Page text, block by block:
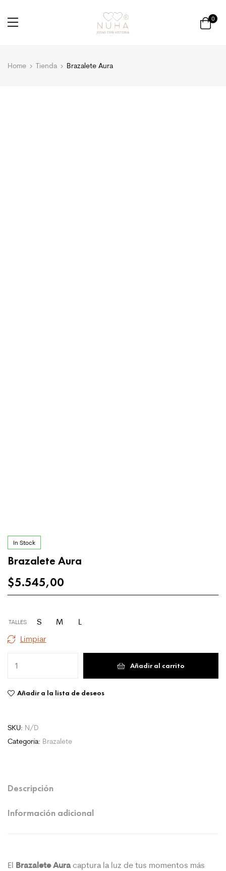
0
Home Tienda Brazalete Aura
In Stock
Brazalete Aura
$5.545,00
TALLES S M
L
Limpiar
Añadir al carrito
Añadir a la lista de deseos
SKU: N/D
Categoría: Brazalete
Descripción
Información adicional
El BrazaleteAura captura la luz de tus momentos más